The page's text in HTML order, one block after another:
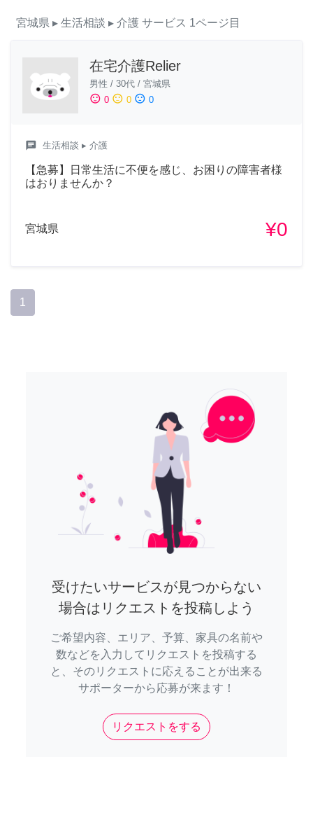
宮城県 ▸ 生活相談 ▸ 介護 サービス 1ページ目
在宅介護Relier
男性 / 30代 / 宮城県
sentiment_satisfied 0 sentiment_neutral 0 sentiment_dissatisfied 0
chat 生活相談 ▸ 介護
【急募】日常生活に不便を感じ、お困りの障害者様
はおりませんか？
宮城県 ¥0
1
受けたいサービスが見つからない
場合はリクエストを投稿しよう
ご希望内容、エリア、予算、家具の名前や
数などを入力してリクエストを投稿する
と、そのリクエストに応えることが出来る
サポーターから応募が来ます！
リクエストをする